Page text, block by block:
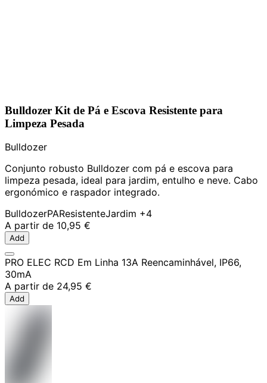
Bulldozer Kit de Pá e Escova Resistente para
Limpeza Pesada
Bulldozer
Conjunto robusto Bulldozer com pá e escova para
limpeza pesada, ideal para jardim, entulho e neve. Cabo
ergonómico e raspador integrado.
BulldozerPAResistenteJardim +4
A partir de 10,95 €
Add
PRO ELEC RCD Em Linha 13A Reencaminhável, IP66,
30mA
A partir de 24,95 €
Add